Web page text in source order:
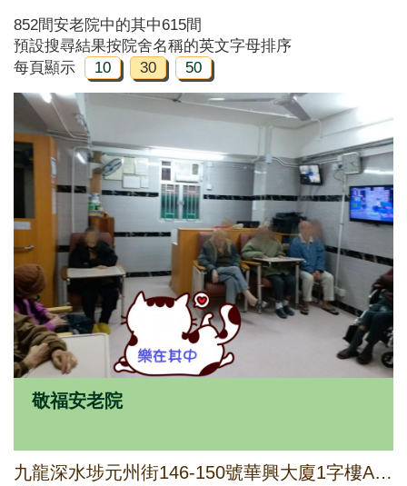
852間安老院中的其中615間
預設搜尋結果按院舍名稱的英文字母排序
每頁顯示
10 30 50
敬福安老院
九龍深水埗元州街146-150號華興大廈1字樓A、B座及2字樓A、C座